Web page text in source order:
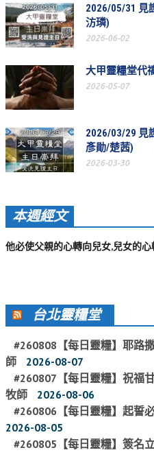
聚會剪影_2016年
聚會剪影_2015年
聚會剪影_2014年
聚會剪影_2013年
教會節慶_2026年
教會節慶_2025年
教會節慶_2023年
教會節慶_2022年
教會節慶_2019年
教會節慶_2018年
教會節慶_2017年
教會節慶_2016年
教會節慶_2015年
教會節慶_2014年
2026/05/31 見
汸璘)
2026-06-02
大甲靈糧堂代
2026-05-07
2026/03/29 見
彥勛/楚茜)
2026-03-30
本週經文
他必使父親的心轉向兒女,兒女的
台北靈糧堂
#260808【每日靈糧】耶路
師
2026-08-07
#260807【每日靈糧】祝福
牧師
2026-08-06
#260806【每日靈糧】起誓
2026-08-05
#260805【每日靈糧】簽名